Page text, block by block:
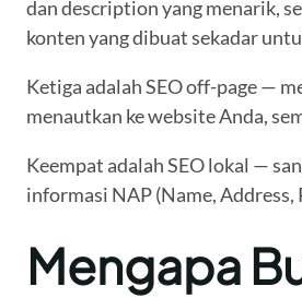
dan description yang menarik,
konten yang dibuat sekadar
Ketiga adalah SEO off-page —
menautkan ke website Anda,
Keempat adalah SEO lokal —
informasi NAP (Name,
Mengapa